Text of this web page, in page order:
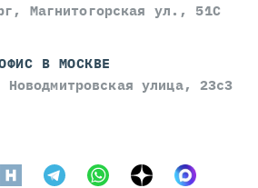
Магнитогорская ул., 51С
В МОСКВЕ
улица, 23с3